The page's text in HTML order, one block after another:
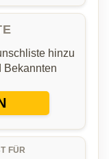
hinzu
Bekannten
FÜR